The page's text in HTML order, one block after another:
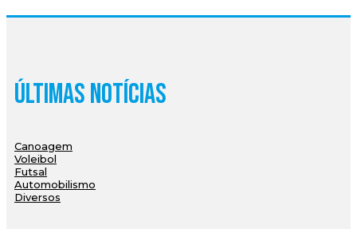
Últimas Notícias
Canoagem
Voleibol
Futsal
Automobilismo
Diversos